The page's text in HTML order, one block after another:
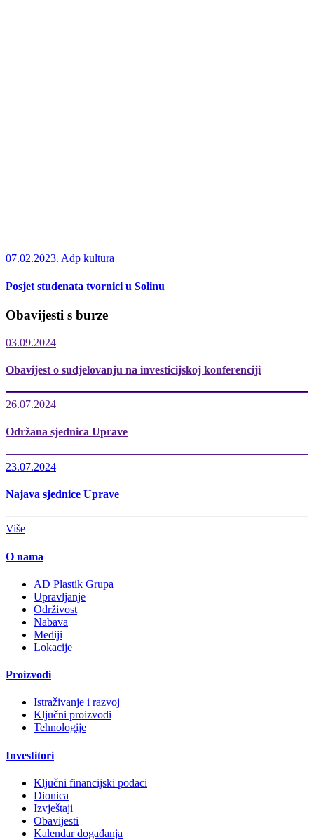
07.02.2023. Adp kultura
Posjet studenata tvornici u Solinu
Obavijesti s burze
03.09.2024
Obavijest o sudjelovanju na investicijskoj konferenciji
26.07.2024
Održana sjednica Uprave
23.07.2024
Najava sjednice Uprave
Više
O nama
AD Plastik Grupa
Upravljanje
Održivost
Nabava
Mediji
Lokacije
Proizvodi
Istraživanje i razvoj
Ključni proizvodi
Tehnologije
Investitori
Ključni financijski podaci
Dionica
Izvještaji
Obavijesti
Kalendar događanja